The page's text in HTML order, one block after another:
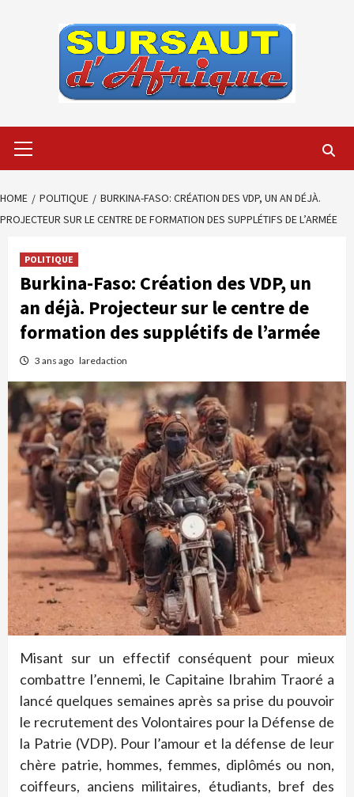
Menu
HOME POLITIQUE
BURKINA-FASO: CRÉATION DES VDP, UN AN DÉJÀ.
PROJECTEUR SUR LE CENTRE DE FORMATION DES SUPPLÉTIFS DE L’ARMÉE
POLITIQUE
Burkina-Faso: Création des VDP, un
an déjà. Projecteur sur le centre de
formation des supplétifs de l’armée
3 ans ago laredaction
Misant sur un effectif conséquent pour mieux
combattre l’ennemi, le Capitaine Ibrahim Traoré a
lancé quelques semaines après sa prise du pouvoir
le recrutement des Volontaires pour la Défense de
la Patrie (VDP). Pour l’amour et la défense de leur
chère patrie, hommes, femmes, diplômés ou non,
coiffeurs, anciens militaires, étudiants, bref des